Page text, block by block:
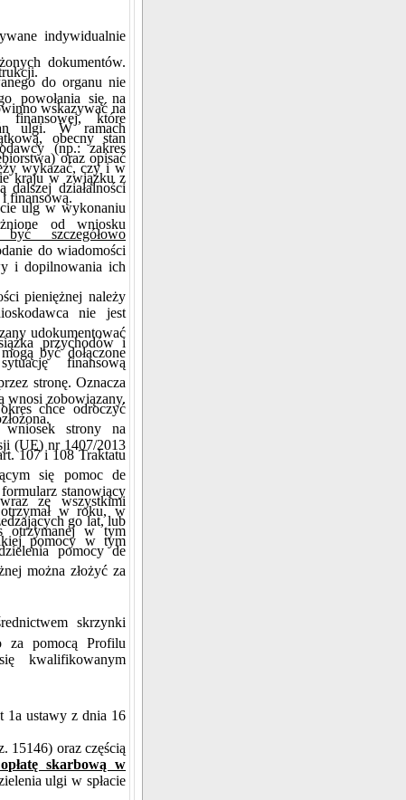
indywidualnie
dokumentów.
do organu nie
powołania się na
wskazywać na
finansowej, które
ulgi. W ramach
obecny stan
(np.: zakres
oraz opisać
wykazać, czy i w
kraju w związku z
dalszej działalności
i finansową.
ulg w wykonaniu
od wniosku
szczegółowo
do wiadomości
i dopilnowania ich
pieniężnej należy
nie jest
udokumentować
przychodów i
być dołączone
finansową
stronę. Oznacza
wnosi zobowiązany.
chce odroczyć
strony na
(UE) nr 1407/2013
107 i 108 Traktatu
się pomoc de
stanowiący
ze wszystkimi
w roku, w
go lat, lub
otrzymanej w tym
pomocy w tym
pomocy de
można złożyć za
skrzynki
za pomocą Profilu
kwalifikowanym
1a ustawy z dnia 16
15146) oraz częścią
skarbową w
ulgi w spłacie